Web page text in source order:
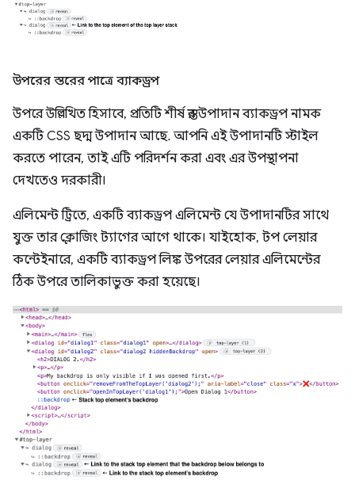
উপরের স্তরের পাত্রে ব্যাকড্রপ
উপরে উল্লিখিত হিসাবে, প্রতিটি শীর্ষ স্তর উপাদান ব্যাকড্রপ নামক
একটি CSS ছদ্ম উপাদান আছে. আপনি এই উপাদানটি স্টাইল
করতে পারেন, তাই এটি পরিদর্শন করা এবং এর উপস্থাপনা
দেখতেও দরকারী।
এলিমেন্ট ট্রিতে, একটি ব্যাকড্রপ এলিমেন্ট যে উপাদানটির সাথে
যুক্ত তার ক্লোজিং ট্যাগের আগে থাকে। যাইহোক, টপ লেয়ার
কন্টেইনারে, একটি ব্যাকড্রপ লিঙ্ক উপরের লেয়ার এলিমেন্টের
ঠিক উপরে তালিকাভুক্ত করা হয়েছে।